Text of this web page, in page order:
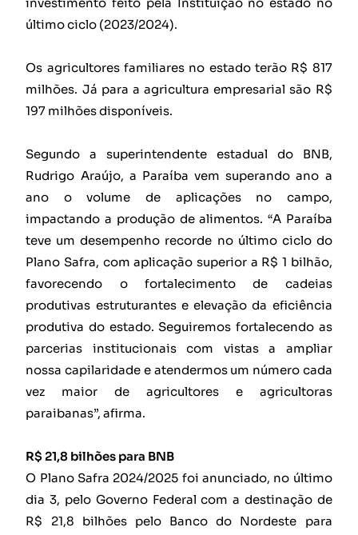
último ciclo (2023/2024).
Os agricultores familiares no estado terão R$ 817
milhões. Já para a agricultura empresarial são R$
197 milhões disponíveis.
Segundo a superintendente estadual do BNB,
Rudrigo Araújo, a Paraíba vem superando ano a
ano o volume de aplicações no campo,
impactando a produção de alimentos. “A Paraíba
teve um desempenho recorde no último ciclo do
Plano Safra, com aplicação superior a R$ 1 bilhão,
favorecendo o fortalecimento de cadeias
produtivas estruturantes e elevação da eficiência
produtiva do estado. Seguiremos fortalecendo as
parcerias institucionais com vistas a ampliar
nossa capilaridade e atendermos um número cada
vez maior de agricultores e agricultoras
paraibanas”, afirma.
R$ 21,8 bilhões para BNB
O Plano Safra 2024/2025 foi anunciado, no último
dia 3, pelo Governo Federal com a destinação de
R$ 21,8 bilhões pelo Banco do Nordeste para